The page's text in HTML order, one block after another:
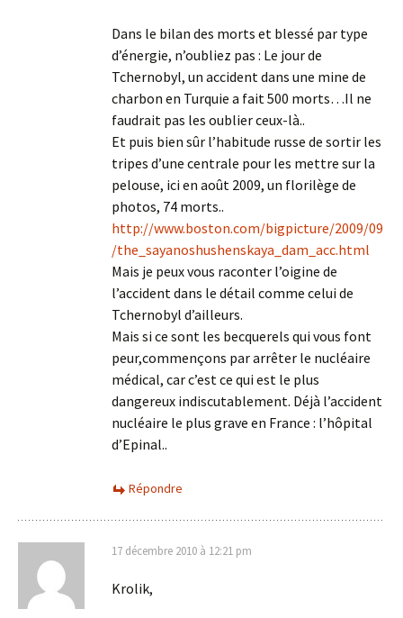
Dans le bilan des morts et blessé par type
d’énergie, n’oubliez pas : Le jour de
Tchernobyl, un accident dans une mine de
charbon en Turquie a fait 500 morts…Il ne
faudrait pas les oublier ceux-là..
Et puis bien sûr l’habitude russe de sortir les
tripes d’une centrale pour les mettre sur la
pelouse, ici en août 2009, un florilège de
photos, 74 morts..
http://www.boston.com/bigpicture/2009/09
/the_sayanoshushenskaya_dam_acc.html
Mais je peux vous raconter l’oigine de
l’accident dans le détail comme celui de
Tchernobyl d’ailleurs.
Mais si ce sont les becquerels qui vous font
peur,commençons par arrêter le nucléaire
médical, car c’est ce qui est le plus
dangereux indiscutablement. Déjà l’accident
nucléaire le plus grave en France : l’hôpital
d’Epinal..
Répondre
17 décembre 2010 à 12:21 pm
Krolik,